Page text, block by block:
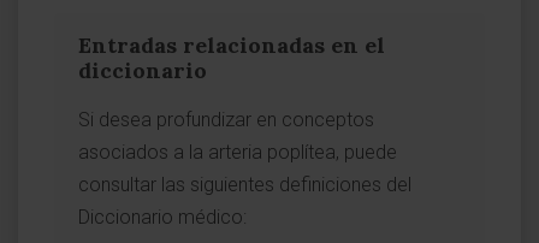
Entradas relacionadas en el
diccionario
Si desea profundizar en conceptos
asociados a la arteria poplítea, puede
consultar las siguientes definiciones del
Diccionario médico: